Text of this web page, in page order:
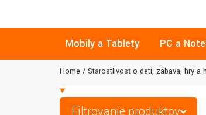
Mobily a Tablety PC a
Home Starostlivosť o deti, zábava, hry a